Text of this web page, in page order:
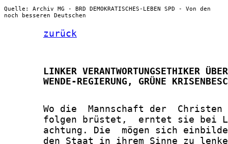
Quelle: Archiv MG - BRD DEMOKRATISCHES-LEBEN SPD - Von den
noch besseren Deutschen
zurück
LINKER VERANTWORTUNGSETHIKER
WENDE-REGIERUNG, GRÜNE